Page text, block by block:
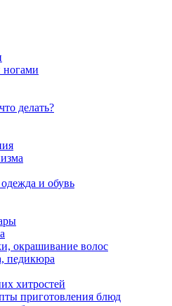
ногами
делать?
и обувь
окрашивание волос
педикюра
хитростей
приготовления блюд